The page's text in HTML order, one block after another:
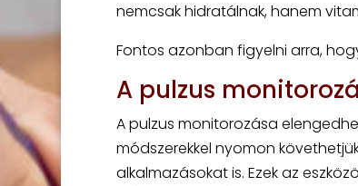
nemcsak hidratálnak, hanem
Fontos azonban figyelni arra,
A pulzus
A pulzus monitorozása
módszerekkel nyomon
alkalmazásokat is. Ezek az